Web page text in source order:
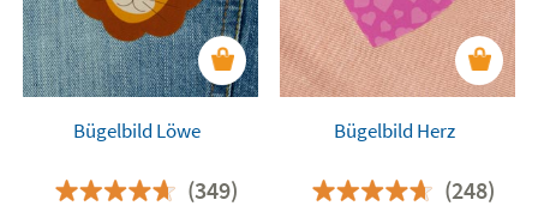
Bügelbild Löwe
(349)
Bügelbild Herz
(248)